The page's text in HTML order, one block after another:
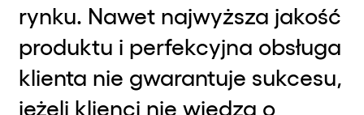
rynku. Nawet najwyższa jakość
produktu i perfekcyjna obsługa
klienta nie gwarantuje sukcesu,
jeżeli klienci nie wiedzą o